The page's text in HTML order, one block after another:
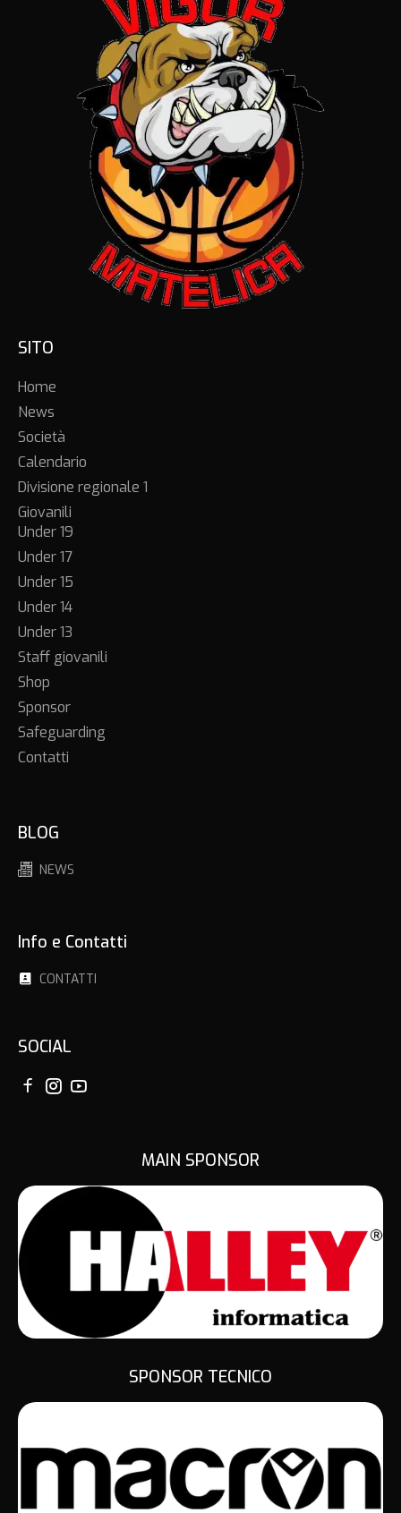
SITO
Home
News
Società
Calendario
Divisione regionale 1
Giovanili
Under 19
Under 17
Under 15
Under 14
Under 13
Staff giovanili
Shop
Sponsor
Safeguarding
Contatti
BLOG
NEWS
Info e Contatti
CONTATTI
SOCIAL
MAIN SPONSOR
SPONSOR TECNICO